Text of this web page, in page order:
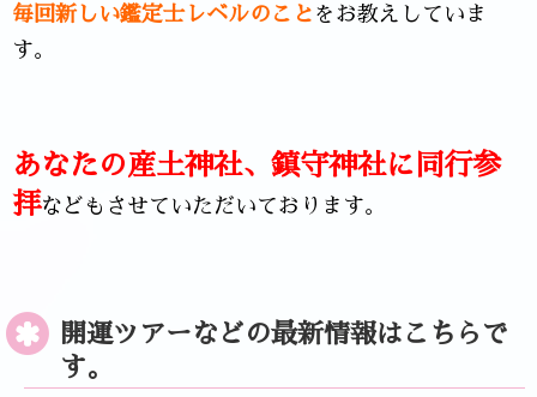
毎回新しい鑑定士レベルのこと をお教えしていま
す。
あなたの産土神社、鎮守神社に同行参
拝などもさせていただいております。
開運ツアーなどの最新情報はこちらで
す。